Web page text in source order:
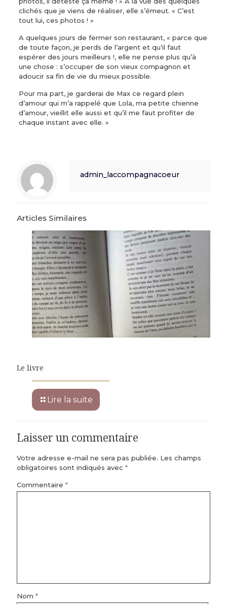
clichés que je viens de réaliser, elle s’émeut. « C’est
tout lui, ces photos ! »
A quelques jours de fermer son restaurant, « parce que
de toute façon, je perds de l’argent et qu’il faut
espérer des jours meilleurs !, elle ne pense plus qu’à
une chose : s’occuper de son vieux compagnon et
adoucir sa fin de vie du mieux possible.
Pour ma part, je garderai de Max ce regard plein
d’amour qui m’a rappelé que Lola, ma petite chienne
d’amour, vieillit elle aussi et qu’il me faut profiter de
chaque instant avec elle. »
admin_laccompagnacoeur
Articles Similaires
Le livre
Lire la suite
Laisser un commentaire
Votre adresse e-mail ne sera pas publiée. Les champs
obligatoires sont indiqués avec *
Commentaire *
Nom *